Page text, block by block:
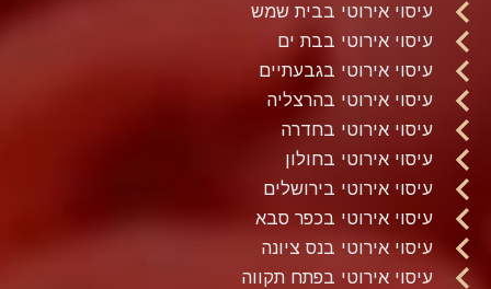
עיסוי אירוטי בבית שמש
עיסוי אירוטי בבת ים
עיסוי אירוטי בגבעתיים
עיסוי אירוטי בהרצליה
עיסוי אירוטי בחדרה
עיסוי אירוטי בחולון
עיסוי אירוטי בירושלים
עיסוי אירוטי בכפר סבא
עיסוי אירוטי בנס ציונה
עיסוי אירוטי בפתח תקווה